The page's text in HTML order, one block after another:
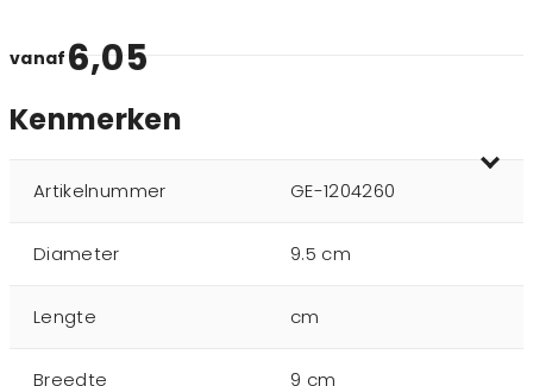
vanaf 6,05
Kenmerken
Artikelnummer GE-1204260
Diameter 9.5 cm
Lengte cm
Breedte 9 cm